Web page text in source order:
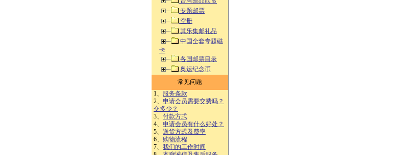
专题邮票
空册
其乐集邮礼品
中国全套专题磁
卡
各国邮票目录
奥运纪念币
常见问题
1、 服务条款
2、 申请会员需要交费吗？
交多少？
3、 付款方式
4、 申请会员有什么好处？
5、 送货方式及费率
6、 购物流程
7、 我们的工作时间